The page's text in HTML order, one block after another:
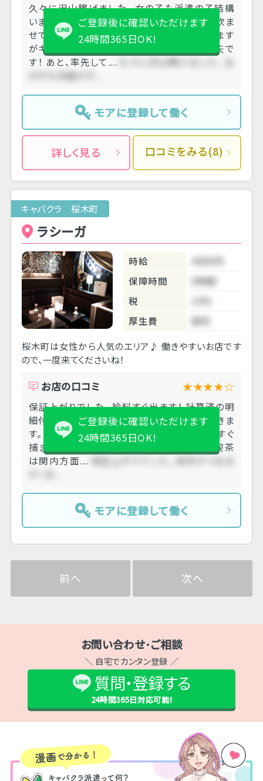
久々に沢山稼げました。 女の子も派遣の子結構
います！社長のお客さんばかりですが、いつも飲ま
せてくださいます！ 社長は嫌味なことも言います
がキャラクターなのだと割り切れれば 大丈夫で
す！ あと、率先して....
久々に沢山稼げました。 女
の子も派遣の子....
ご登録後に確認いただけます
24時間365日OK!
モアに登録して働く
詳しく見る 口コミをみる(8)
キャバクラ 桜木町
ラシーガ
時給
4000円
保障時間
6時間
税
10%
厚生費
無料
桜木町は女性から人気のエリア♪ 働きやすいお店です
ので、一度来てくださいね！
お店の口コミ ★★★★☆
保証上がりでした。 給料すぐ出ます！ 計算済の明
細付きなのでもし間違いあればそこで指摘できま
す。 店の前が大通りなので、 タクシーの際はすぐ
捕まります。 ただ始発待ちする場合は、漫画喫茶
は関内方面.... 保証上がりでした。 給料すぐ出ま
す！ 計....
ご登録後に確認いただけます
24時間365日OK!
モアに登録して働く
前へ 次へ
お問い合わせ･ご相談
＼ 自宅でカンタン登録 ／
質問・登録する
24時間365日対応可能!